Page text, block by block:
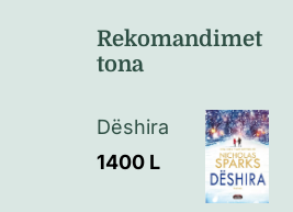
Politikat e kthimeve
Politikat e privatësisë
Rekomandimet
tona
Dëshira
1400 L